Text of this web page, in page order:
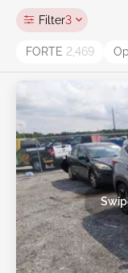
Filter3
FORTE 2,469